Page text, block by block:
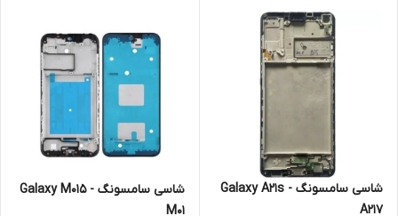
شاسی سامسونگ Galaxy A21s -
A217
شاسی سامسونگ Galaxy M015 -
M01